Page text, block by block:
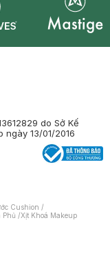
do Sở Kế
13/01/2016
Cushion /
Phủ /Xịt Khoá Makeup